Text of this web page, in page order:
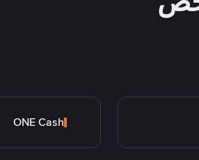
ONE Cash